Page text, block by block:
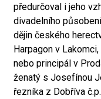
předurčoval i jeho
divadelního
dějin českého
Harpagon v
nebo principál v
ženatý s Josefínou
řezníka z Dobříva